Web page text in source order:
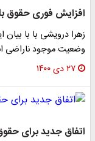
افزایش فوری حقوق
زهرا درویشی با با بیان
وضعیت موجود ناراضی
۲۷ دی ۱۴۰۰
اتفاق جدید برای